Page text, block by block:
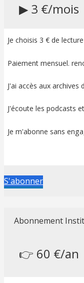
▶ 3 €/mois
Je choisis 3 € de
Paiement mensuel.
J'ai accès aux archives
J'écoute les podcasts
Je m'abonne sans
S'abonner
Abonnement
👉 60 €/an